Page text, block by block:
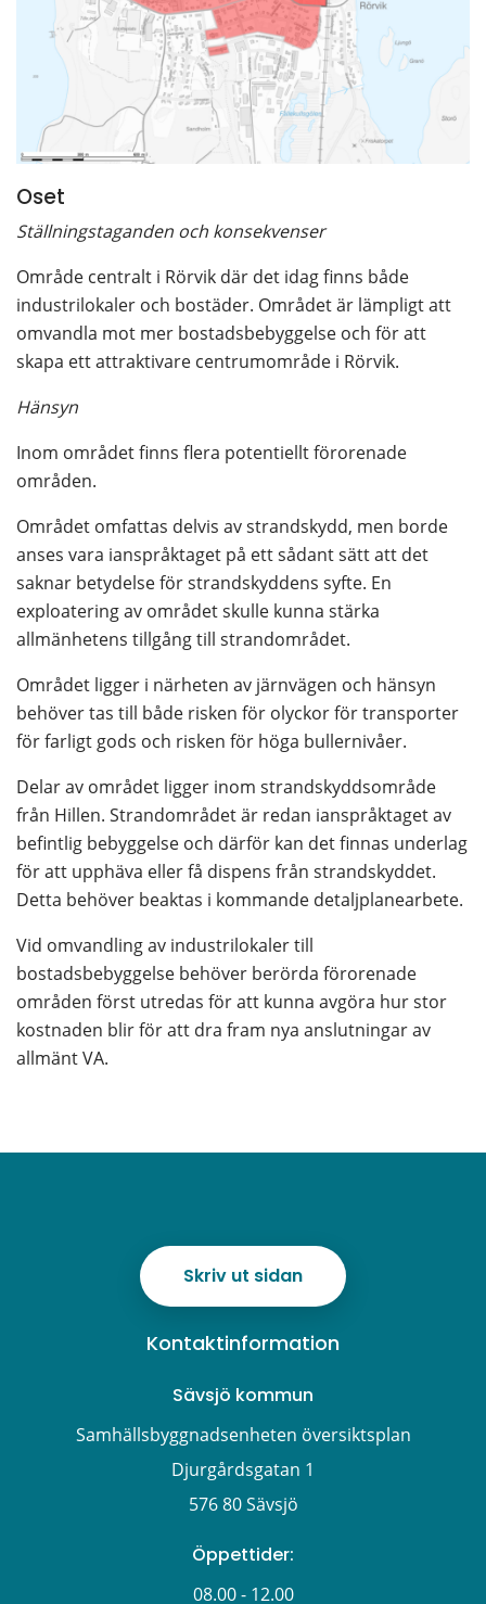
Oset
Ställningstaganden och konsekvenser
Område centralt i Rörvik där det idag finns både
industrilokaler och bostäder. Området är lämpligt att
omvandla mot mer bostadsbebyggelse och för att
skapa ett attraktivare centrumområde i Rörvik.
Hänsyn
Inom området finns flera potentiellt förorenade
områden.
Området omfattas delvis av strandskydd, men borde
anses vara ianspråktaget på ett sådant sätt att det
saknar betydelse för strandskyddens syfte. En
exploatering av området skulle kunna stärka
allmänhetens tillgång till strandområdet.
Området ligger i närheten av järnvägen och hänsyn
behöver tas till både risken för olyckor för transporter
för farligt gods och risken för höga bullernivåer.
Delar av området ligger inom strandskyddsområde
från Hillen. Strandområdet är redan ianspråktaget av
befintlig bebyggelse och därför kan det finnas underlag
för att upphäva eller få dispens från strandskyddet.
Detta behöver beaktas i kommande detaljplanearbete.
Vid omvandling av industrilokaler till
bostadsbebyggelse behöver berörda förorenade
områden först utredas för att kunna avgöra hur stor
kostnaden blir för att dra fram nya anslutningar av
allmänt VA.
Skriv ut sidan
Kontaktinformation
Sävsjö kommun
Samhällsbyggnadsenheten översiktsplan
Djurgårdsgatan 1
576 80 Sävsjö
Öppettider:
08.00 - 12.00